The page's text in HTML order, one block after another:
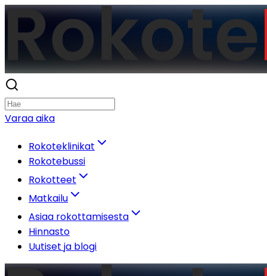
Varaa aika
Rokoteklinikat
Rokotebussi
Rokotteet
Matkailu
Asiaa rokottamisesta
Hinnasto
Uutiset ja blogi